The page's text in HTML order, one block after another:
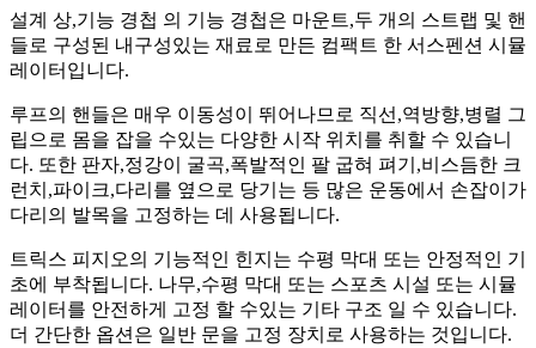
설계 상,기능 경첩 의 기능 경첩은 마운트,두 개의 스트랩 및 핸
들로 구성된 내구성있는 재료로 만든 컴팩트 한 서스펜션 시뮬
레이터입니다.
루프의 핸들은 매우 이동성이 뛰어나므로 직선,역방향,병렬 그
립으로 몸을 잡을 수있는 다양한 시작 위치를 취할 수 있습니
다. 또한 판자,정강이 굴곡,폭발적인 팔 굽혀 펴기,비스듬한 크
런치,파이크,다리를 옆으로 당기는 등 많은 운동에서 손잡이가
다리의 발목을 고정하는 데 사용됩니다.
트릭스 피지오의 기능적인 힌지는 수평 막대 또는 안정적인 기
초에 부착됩니다. 나무,수평 막대 또는 스포츠 시설 또는 시뮬
레이터를 안전하게 고정 할 수있는 기타 구조 일 수 있습니다.
더 간단한 옵션은 일반 문을 고정 장치로 사용하는 것입니다.